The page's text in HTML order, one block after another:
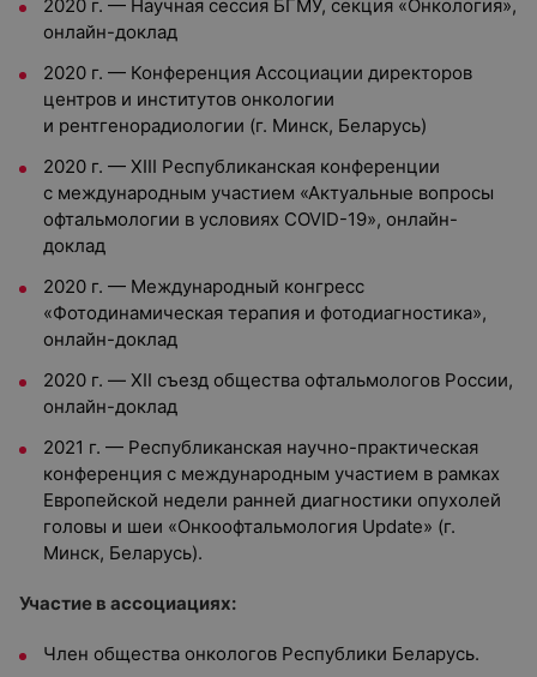
2020 г. — Научная сессия БГМУ, секция «Онкология»,
онлайн-доклад
2020 г. — Конференция Ассоциации директоров
центров и институтов онкологии
и рентгенорадиологии (г. Минск, Беларусь)
2020 г. — ХIII Республиканская конференции
с международным участием «Актуальные вопросы
офтальмологии в условиях COVID-19», онлайн-
доклад
2020 г. — Международный конгресс
«Фотодинамическая терапия и фотодиагностика»,
онлайн-доклад
2020 г. — XII съезд общества офтальмологов России,
онлайн-доклад
2021 г. — Республиканская научно-практическая
конференция с международным участием в рамках
Европейской недели ранней диагностики опухолей
головы и шеи «Онкоофтальмология Update» (г.
Минск, Беларусь).
Участие в ассоциациях:
Член общества онкологов Республики Беларусь.